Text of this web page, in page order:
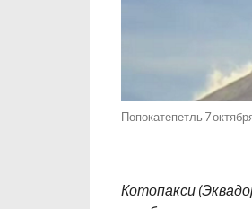
Попокатепетль 7
Котопакси